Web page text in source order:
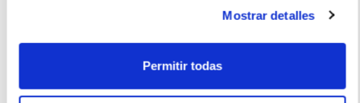
Mostrar detalles
Permitir todas
prestaciones y ayudas a la conducción . Aki pork solo dejan
puntuar con un 5 ,pero para mí es un 10 ,espero y deseo k la
e-Rifter salga igual o mejor pero mi humilde opinión es k